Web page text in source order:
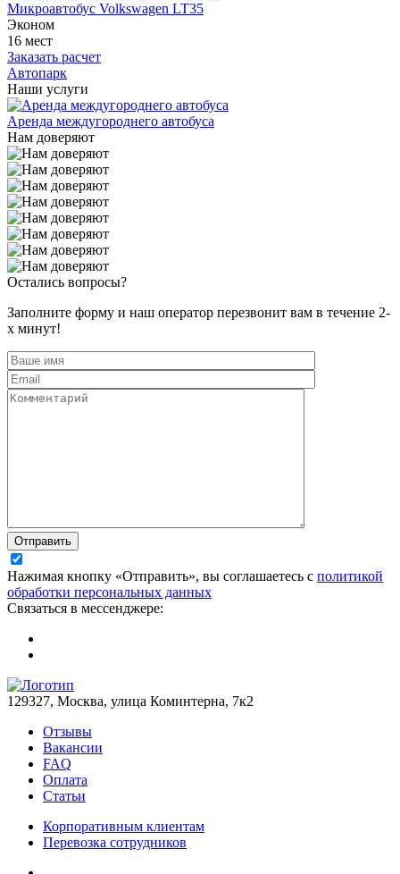
Микроавтобус Volkswagen LT35
Эконом
16 мест
Заказать расчет
Автопарк
Наши услуги
Аренда междугороднего автобуса
Нам доверяют
Остались вопросы?
Заполните форму и наш оператор перезвонит вам в течение 2-
х минут!
Отправить
Нажимая кнопку «Отправить», вы соглашаетесь с политикой
обработки персональных данных
Связаться в мессенджере:
129327, Москва, улица Коминтерна, 7к2
Отзывы
Вакансии
FAQ
Оплата
Статьи
Корпоративным клиентам
Перевозка сотрудников